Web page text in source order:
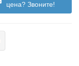
цена? Звоните!